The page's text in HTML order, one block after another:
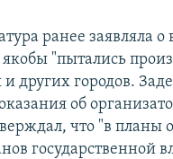
ранее заявляла
"пытались
и других городов.
об
что "в планы
государственной